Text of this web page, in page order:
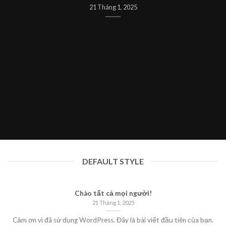
21 Tháng 1, 2025
DEFAULT STYLE
Chào tất cả mọi người!
21 Tháng 1, 2025
Cảm ơn vì đã sử dụng WordPress. Đây là bài viết đầu tiên của bạn.